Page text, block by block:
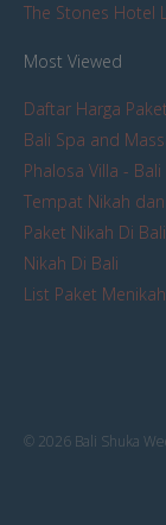
The Stones Hotel
Most Viewed
Daftar Harga
Bali Spa and
Phalosa Villa -
Tempat Nikah
Paket Nikah Di
Nikah Di Bali
List Paket
© 2026 Bali Shuka